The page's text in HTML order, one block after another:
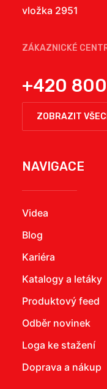
vložka 2951
ZÁKAZNICKÉ
+420
ZOBRAZIT
NAVIGACE
Videa
Blog
Kariéra
Katalogy a letáky
Produktový feed
Odběr novinek
Loga ke stažení
Doprava a nákup